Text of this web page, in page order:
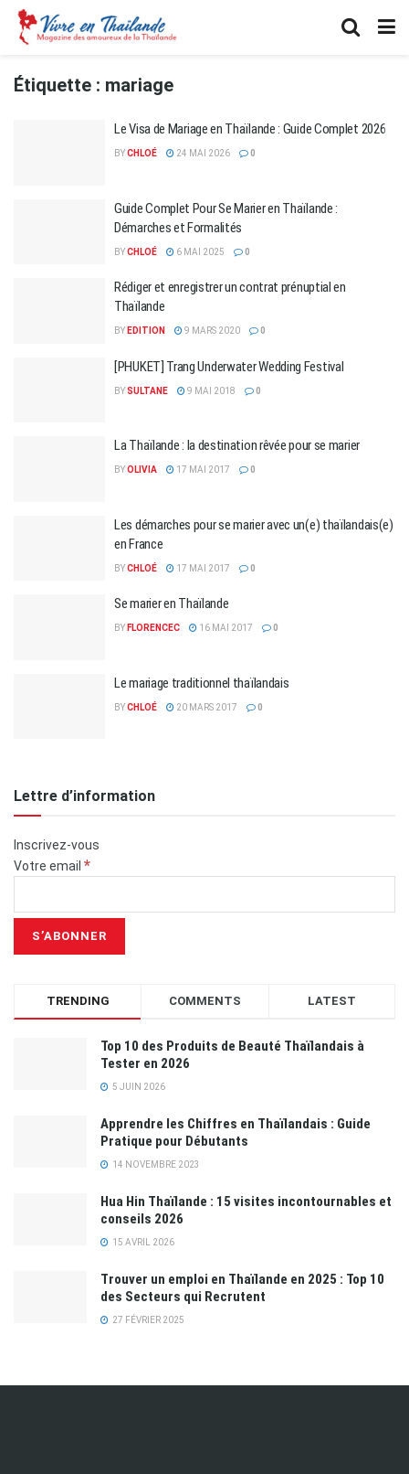
Étiquette : mariage
Le Visa de Mariage en Thaïlande : Guide Complet 2026
BYCHLOÉ 24 MAI 2026 0
Guide Complet Pour Se Marier en Thaïlande :
Démarches et Formalités
BYCHLOÉ 6 MAI 2025 0
Rédiger et enregistrer un contrat prénuptial en
Thaïlande
BY EDITION 9 MARS 2020 0
[PHUKET] Trang Underwater Wedding Festival
BYSULTANE 9 MAI 2018 0
La Thaïlande : la destination rêvée pour se marier
BYOLIVIA 17 MAI 2017 0
Les démarches pour se marier avec un(e) thaïlandais(e)
en France
BYCHLOÉ 17 MAI 2017 0
Se marier en Thaïlande
BY FLORENCEC 16 MAI 2017 0
Le mariage traditionnel thaïlandais
BYCHLOÉ 20 MARS 2017 0
Lettre d’information
Inscrivez-vous
Votre email *
TRENDING COMMENTS LATEST
Top 10 des Produits de Beauté Thaïlandais à
Tester en 2026
5 JUIN 2026
Apprendre les Chiffres en Thaïlandais : Guide
Pratique pour Débutants
14 NOVEMBRE 2023
Hua Hin Thaïlande : 15 visites incontournables et
conseils 2026
15 AVRIL 2026
Trouver un emploi en Thaïlande en 2025 : Top 10
des Secteurs qui Recrutent
27 FÉVRIER 2025